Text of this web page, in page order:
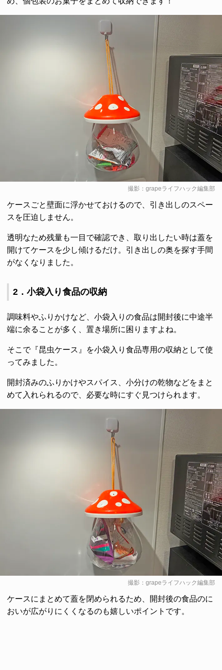
撮影：grapeライフハック編集部
ケースごと壁面に浮かせておけるので、引き出しのスペー
スを圧迫しません。
透明なため残量も一目で確認でき、取り出したい時は蓋を
開けてケースを少し傾けるだけ。引き出しの奥を探す手間
がなくなりました。
2．小袋入り食品の収納
調味料やふりかけなど、小袋入りの食品は開封後に中途半
端に余ることが多く、置き場所に困りますよね。
そこで『昆虫ケース』を小袋入り食品専用の収納として使
ってみました。
開封済みのふりかけやスパイス、小分けの乾物などをまと
めて入れられるので、必要な時にすぐ見つけられます。
撮影：grapeライフハック編集部
ケースにまとめて蓋を閉められるため、開封後の食品のに
おいが広がりにくくなるのも嬉しいポイントです。